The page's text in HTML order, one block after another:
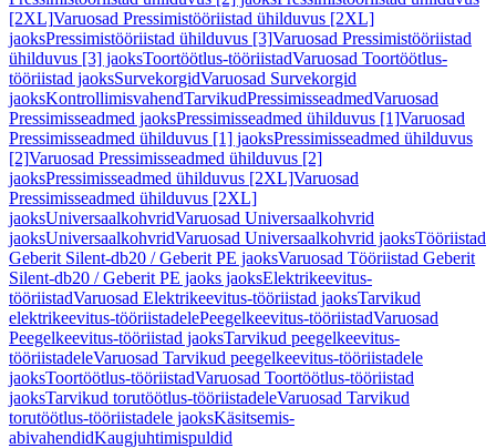
[2XL]Varuosad Pressimistööriistad ühilduvus [2XL]
jaoksPressimistööriistad ühilduvus [3]Varuosad Pressimistööriistad
ühilduvus [3] jaoksToortöötlus-tööriistadVaruosad Toortöötlus-
tööriistad jaoksSurvekorgidVaruosad Survekorgid
jaoksKontrollimisvahendTarvikudPressimisseadmedVaruosad
Pressimisseadmed jaoksPressimisseadmed ühilduvus [1]Varuosad
Pressimisseadmed ühilduvus [1] jaoksPressimisseadmed ühilduvus
[2]Varuosad Pressimisseadmed ühilduvus [2]
jaoksPressimisseadmed ühilduvus [2XL]Varuosad
Pressimisseadmed ühilduvus [2XL]
jaoksUniversaalkohvridVaruosad Universaalkohvrid
jaoksUniversaalkohvridVaruosad Universaalkohvrid jaoksTööriistad
Geberit Silent-db20 / Geberit PE jaoksVaruosad Tööriistad Geberit
Silent-db20 / Geberit PE jaoks jaoksElektrikeevitus-
tööriistadVaruosad Elektrikeevitus-tööriistad jaoksTarvikud
elektrikeevitus-tööriistadelePeegelkeevitus-tööriistadVaruosad
Peegelkeevitus-tööriistad jaoksTarvikud peegelkeevitus-
tööriistadeleVaruosad Tarvikud peegelkeevitus-tööriistadele
jaoksToortöötlus-tööriistadVaruosad Toortöötlus-tööriistad
jaoksTarvikud torutöötlus-tööriistadeleVaruosad Tarvikud
torutöötlus-tööriistadele jaoksKäsitsemis-
abivahendidKaugjuhtimispuldid